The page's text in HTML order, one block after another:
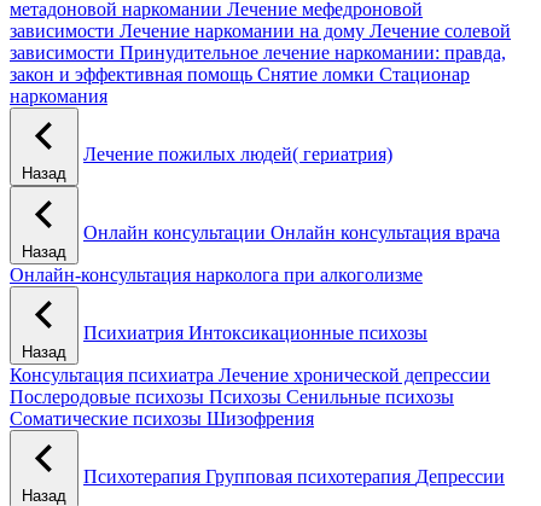
метадоновой наркомании Лечение мефедроновой
зависимости Лечение наркомании на дому Лечение солевой
зависимости Принудительное лечение наркомании: правда,
закон и эффективная помощь Снятие ломки Стационар
наркомания
Назад
Лечение пожилых людей( гериатрия)
Назад
Онлайн консультации Онлайн консультация врача
Онлайн-консультация нарколога при алкоголизме
Назад
Психиатрия Интоксикационные психозы
Консультация психиатра Лечение хронической депрессии
Послеродовые психозы Психозы Сенильные психозы
Соматические психозы Шизофрения
Назад
Психотерапия Групповая психотерапия Депрессии